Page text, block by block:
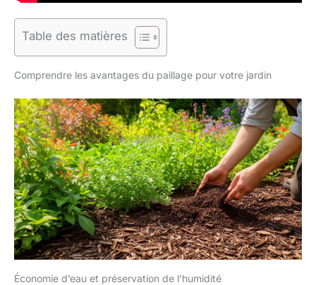
Table des matières
Comprendre les avantages du paillage pour votre jardin
Économie d’eau et préservation de l’humidité